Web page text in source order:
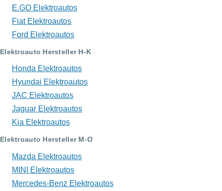
E.GO Elektroautos
Fiat Elektroautos
Ford Elektroautos
Elektroauto Hersteller H-K
Honda Elektroautos
Hyundai Elektroautos
JAC Elektroautos
Jaguar Elektroautos
Kia Elektroautos
Elektroauto Hersteller M-O
Mazda Elektroautos
MINI Elektroautos
Mercedes-Benz Elektroautos